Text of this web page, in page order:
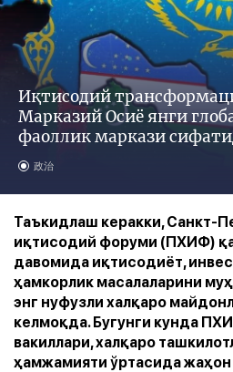
Иқтисодий
Марказий Осиё янги
фаоллик маркази
政治
Таъкидлаш керакки, Санкт-
иқтисодий форуми (ПХИФ)
давомида иқтисодиёт,
ҳамкорлик масалаларини
энг нуфузли халқаро
келмоқда. Бугунги кунда
вакиллари, халқаро
ҳамжамияти ўртасида